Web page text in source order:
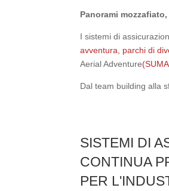
Panorami
I sistemi di
avventura, parchi di
Aerial Adventure
Dal team building alla
SISTEMI DI
CONTINUA
PER